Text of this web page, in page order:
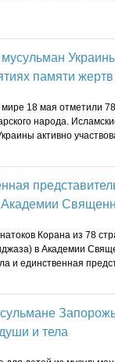
мусульман
памяти
мире 18 мая отметили
народа.
активно
Академии
Корана из 78
в Академии
и единственная
и тела